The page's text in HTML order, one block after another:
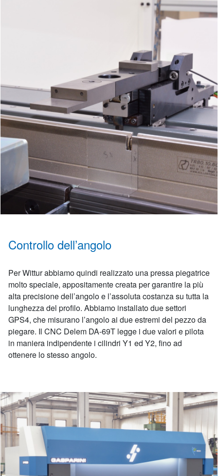
Controllo dell’angolo
Per Wittur abbiamo quindi realizzato una pressa piegatrice
molto speciale, appositamente creata per garantire la più
alta precisione dell’angolo e l’assoluta costanza su tutta la
lunghezza del profilo. Abbiamo installato due settori
GPS4, che misurano l’angolo ai due estremi del pezzo da
piegare. Il CNC Delem DA-69T legge i due valori e pilota
in maniera indipendente i cilindri Y1 ed Y2, fino ad
ottenere lo stesso angolo.